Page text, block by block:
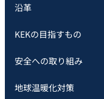
沿革
KEKの目指すもの
安全への取り組み
地球温暖化対策